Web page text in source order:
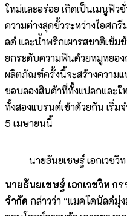
ใหม่และอร่อย เกิดเป็นเมนูฟิ
ความต่างสุดขั้วระหว่างไอศก
ลด์ และน้ำพริกเผารสชาติเข้
ยกระดับความฟินด้วยหมูหยอ
ผลิตภัณฑ์ครั้งนี้จะสร้างความ
ชอบลองสินค้าที่ทั้งแปลกและใ
ทั้งสองแบรนด์เข้าด้วยกัน เริ่ม
5 เมษายนนี้
นายธันยเชษฐ์ เอกเวช
นายธันยเชษฐ์ เอกเวชวิท
จำกัด กล่าวว่า “แมคโดนัลด์มุ่